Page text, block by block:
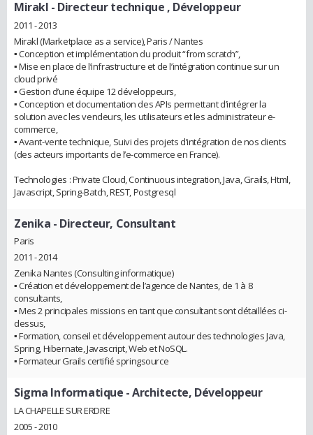
Mirakl - Directeur technique , Développeur
2011 - 2013
Mirakl (Marketplace as a service), Paris / Nantes
▪︎ Conception et implémentation du produit “from scratch”,
▪︎ Mise en place de l’infrastructure et de l’intégration continue sur un
cloud privé
▪︎ Gestion d’une équipe 12 développeurs,
▪︎ Conception et documentation des APIs permettant d’intégrer la
solution avec les vendeurs, les utilisateurs et les administrateur e-
commerce,
▪︎ Avant-vente technique, Suivi des projets d’intégration de nos clients
(des acteurs importants de l’e-commerce en France).
Technologies : Private Cloud, Continuous integration, Java, Grails, Html,
Javascript, Spring-Batch, REST, Postgresql
Zenika - Directeur, Consultant
Paris
2011 - 2014
Zenika Nantes (Consulting informatique)
▪︎ Création et développement de l’agence de Nantes, de 1 à 8
consultants,
▪︎ Mes 2 principales missions en tant que consultant sont détaillées ci-
dessus,
▪︎ Formation, conseil et développement autour des technologies Java,
Spring, Hibernate, Javascript, Web et NoSQL.
▪︎ Formateur Grails certifié springsource
Sigma Informatique - Architecte, Développeur
LA CHAPELLE SUR ERDRE
2005 - 2010